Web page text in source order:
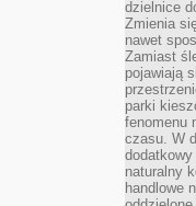
dzielnice
Zmienia
nawet
Zamiast
pojawiają
parki
fenomenu
czasu. W
dodatkowy
naturalny
handlowe